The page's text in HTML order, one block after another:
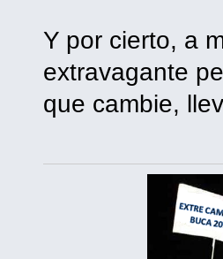
Y por cierto, a
extravagante
que cambie,